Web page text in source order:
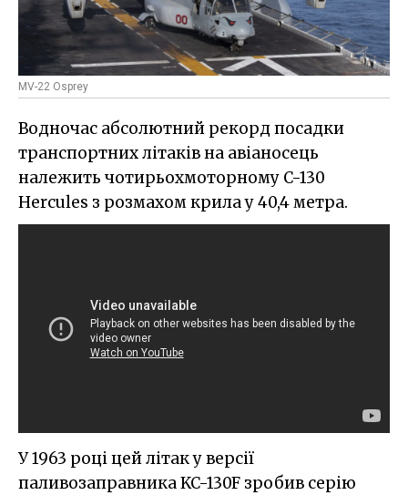
MV-22 Osprey
Водночас абсолютний рекорд посадки
транспортних літаків на авіаносець
належить чотирьохмоторному C-130
Hercules з розмахом крила у 40,4 метра.
У 1963 році цей літак у версії
паливозаправника KC-130F зробив серію